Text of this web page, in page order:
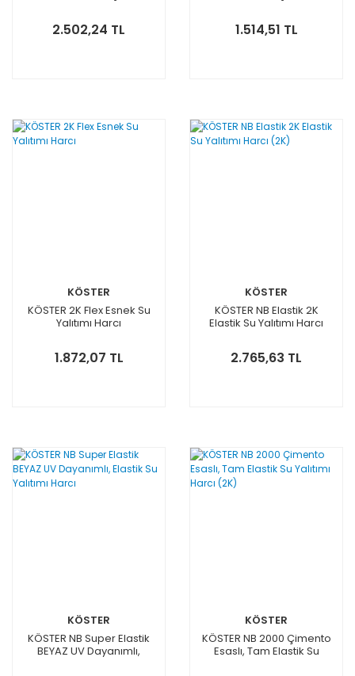
2.502,24 TL 1.514,51 TL
KÖSTER
KÖSTER 2K Flex Esnek Su
Yalıtımı Harcı
1.872,07 TL
KÖSTER
KÖSTER NB Elastik 2K
Elastik Su Yalıtımı Harcı
2.765,63 TL
KÖSTER
KÖSTER NB Super Elastik
BEYAZ UV Dayanımlı,
KÖSTER
KÖSTER NB 2000 Çimento
Esaslı, Tam Elastik Su